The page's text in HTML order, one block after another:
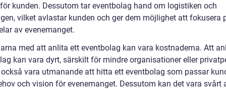
kunden. Dessutom tar eventbolag hand om logistiken och
vilket avlastar kunden och ger dem möjlighet att fokusera
av evenemanget.
med att anlita ett eventbolag kan vara kostnaderna. Att
kan vara dyrt, särskilt för mindre organisationer eller
vara utmanande att hitta ett eventbolag som passar
och vision för evenemanget. Dessutom kan det vara svårt